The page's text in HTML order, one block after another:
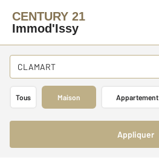
CENTURY 21
Immod'Issy
CLAMART
Tous Maison Appartement
Appliquer